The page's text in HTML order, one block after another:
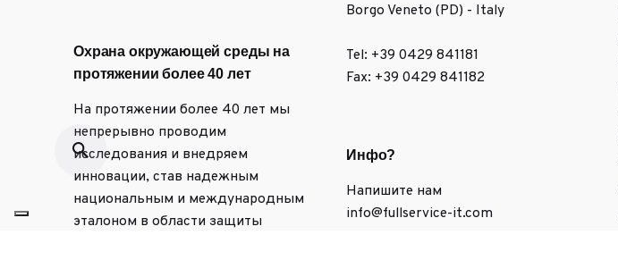
Охрана окружающей среды на
протяжении более 40 лет
На протяжении более 40 лет мы
непрерывно проводим
исследования и внедряем
инновации, став надежным
национальным и международным
эталоном в области защиты
Borgo Veneto (PD) - Italy
Tel: +39 0429 841181
Fax: +39 0429 841182
Инфо?
Напишите нам
info@fullservice-it.com